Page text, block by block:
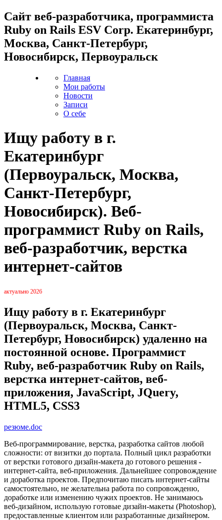
Cайт веб-разработчика, программиста
Ruby on Rails ESV Corp. Екатеринбург,
Москва, Санкт-Петербург,
Новосибирск, Первоуральск
Главная
Мои работы
Новости
Записи
О себе
Ищу работу в г.
Екатеринбург
(Первоуральск, Москва,
Санкт-Петербург,
Новосибирск). Веб-
программист Ruby on Rails,
веб-разработчик, верстка
интернет-сайтов
актуально 2026
Ищу работу в г. Екатеринбург
(Первоуральск, Москва, Санкт-
Петербург, Новосибирск) удаленно на
постоянной основе. Программист
Ruby, веб-разработчик Ruby on Rails,
верстка интернет-сайтов, веб-
приложения, JavaScript, JQuery,
HTML5, CSS3
резюме.doc
Веб-программирование, верстка, разработка сайтов любой
сложности: от визитки до портала. Полный цикл разработки
от верстки готового дизайн-макета до готового решения -
интернет-сайта, веб-приложения. Дальнейшее сопровождение
и доработка проектов. Предпочитаю писать интернет-сайты
самостоятельно, не желательна работа по сопровожденю,
доработке или изменению чужих проектов. Не занимаюсь
веб-дизайном, использую готовые дизайн-макеты (Photoshop),
предоставленные клиентом или разработанные дизайнером.